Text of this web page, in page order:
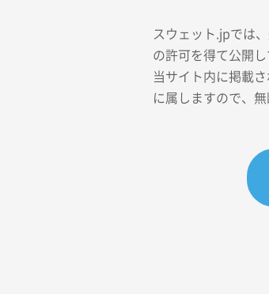
スウェット.jpでは
の許可を得て公開し
当サイト内に掲載
に属しますので、